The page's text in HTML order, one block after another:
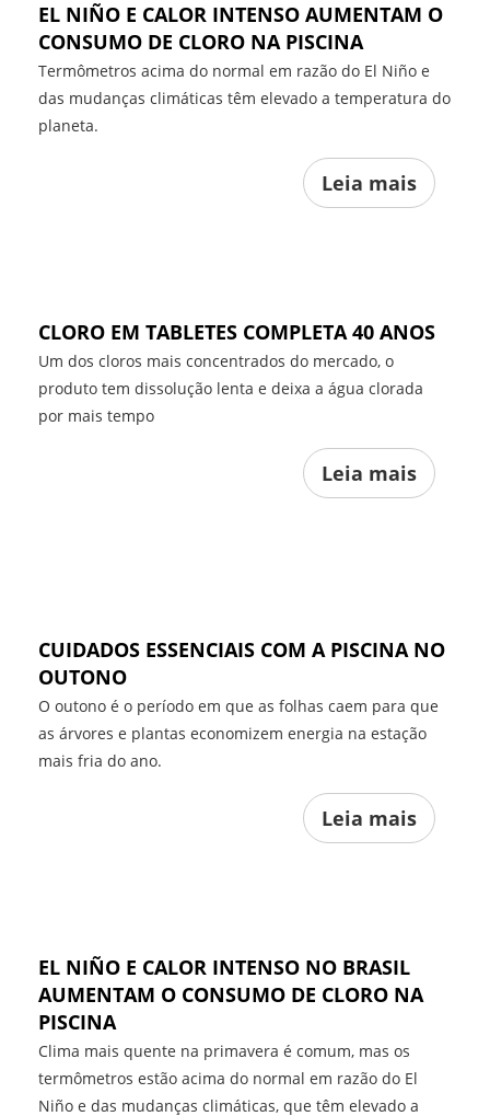
EL NIÑO E CALOR INTENSO AUMENTAM O
CONSUMO DE CLORO NA PISCINA
Termômetros acima do normal em razão do El Niño e
das mudanças climáticas têm elevado a temperatura do
planeta.
Leia mais
CLORO EM TABLETES COMPLETA 40 ANOS
Um dos cloros mais concentrados do mercado, o
produto tem dissolução lenta e deixa a água clorada
por mais tempo
Leia mais
CUIDADOS ESSENCIAIS COM A PISCINA NO
OUTONO
O outono é o período em que as folhas caem para que
as árvores e plantas economizem energia na estação
mais fria do ano.
Leia mais
EL NIÑO E CALOR INTENSO NO BRASIL
AUMENTAM O CONSUMO DE CLORO NA
PISCINA
Clima mais quente na primavera é comum, mas os
termômetros estão acima do normal em razão do El
Niño e das mudanças climáticas, que têm elevado a